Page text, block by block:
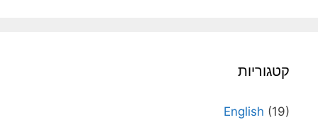
קטגוריות
English (19)